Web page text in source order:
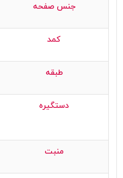
جنس صفحه
کمد
طبقه
دستگیره
منبت